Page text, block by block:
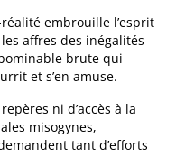
embrouille l’esprit
affres des inégalités
brute qui
et s’en amuse.
ni d’accès à la
misogynes,
tant d’efforts